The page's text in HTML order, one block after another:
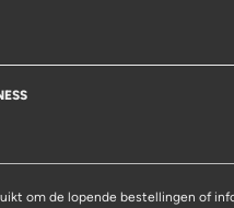
om de lopende bestellingen of